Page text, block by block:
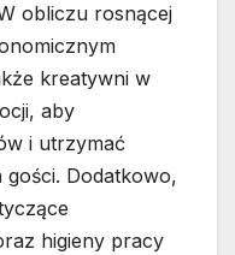
obliczu rosnącej
kreatywni w
aby
i utrzymać
Dodatkowo,
higieny pracy